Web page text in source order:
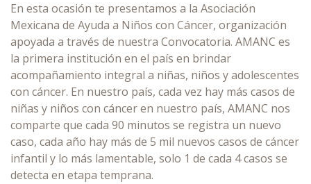
En esta ocasión te presentamos a la Asociación
Mexicana de Ayuda a Niños con Cáncer, organización
apoyada a través de nuestra Convocatoria. AMANC es
la primera institución en el país en brindar
acompañamiento integral a niñas, niños y adolescentes
con cáncer. En nuestro país, cada vez hay más casos de
niñas y niños con cáncer en nuestro país, AMANC nos
comparte que cada 90 minutos se registra un nuevo
caso, cada año hay más de 5 mil nuevos casos de cáncer
infantil y lo más lamentable, solo 1 de cada 4 casos se
detecta en etapa temprana.